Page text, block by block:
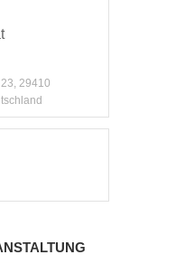
29410